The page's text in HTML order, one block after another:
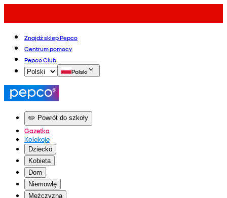
Znajdź sklep Pepco
Centrum pomocy
Pepco Club
Polski
✏️ Powrót do szkoły
Gazetka
Kolekcje
Dziecko
Kobieta
Dom
Niemowlę
Mężczyzna